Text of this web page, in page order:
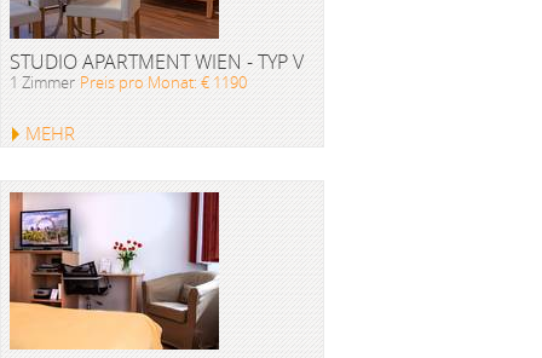
STUDIO APARTMENT WIEN - TYP V
1 Zimmer Preis pro Monat: € 1190
MEHR